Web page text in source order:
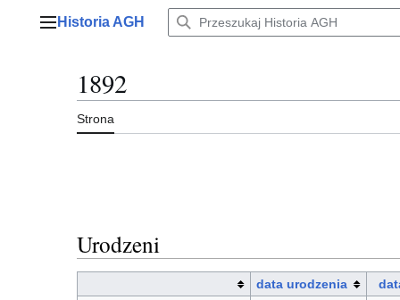
Menu główne
Historia AGH
1892
Strona
Urodzeni
data urodzenia